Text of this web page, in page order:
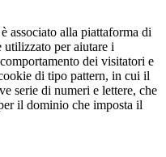
associato alla piattaforma di
per aiutare i
dei visitatori e
di tipo pattern, in cui il
serie di numeri e lettere, che
il dominio che imposta il